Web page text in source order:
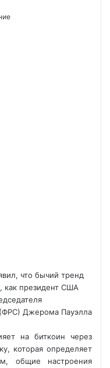
что бычий тренд
как президент США
Джерома Пауэлла
на биткоин через
которая определяет
общие настроения